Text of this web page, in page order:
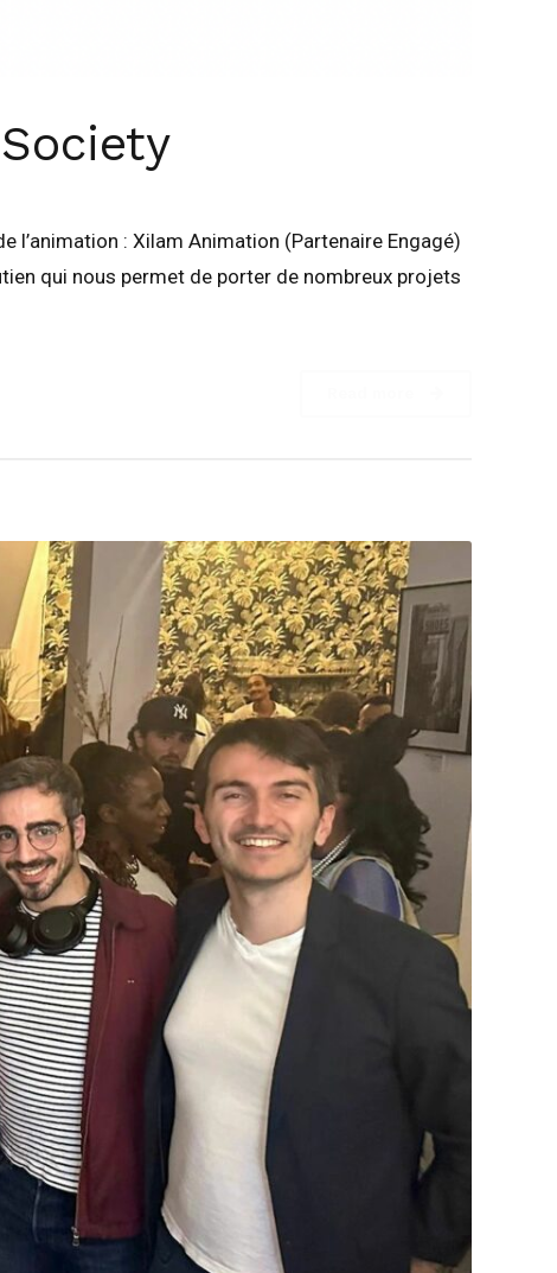
l’animation : Xilam Animation (Partenaire Engagé)
qui nous permet de porter de nombreux projets